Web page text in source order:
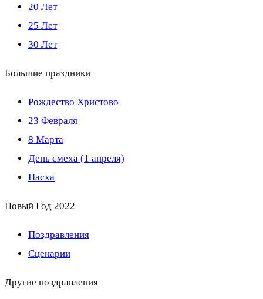
20 Лет
25 Лет
30 Лет
Большие праздники
Рождество Христово
23 Февраля
8 Марта
День смеха (1 апреля)
Пасха
Новый Год 2022
Поздравления
Сценарии
Другие поздравления